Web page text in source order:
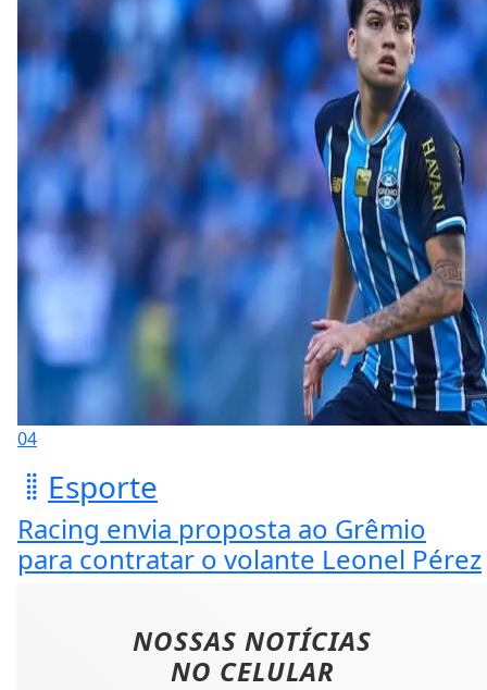
04
Esporte
Racing envia proposta ao Grêmio
para contratar o volante Leonel Pérez
NOSSAS NOTÍCIAS
NO CELULAR